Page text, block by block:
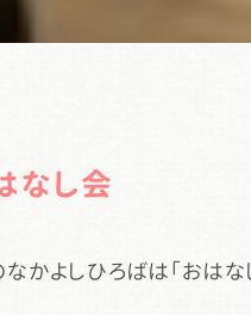
なし会
なかよしひろばは「お